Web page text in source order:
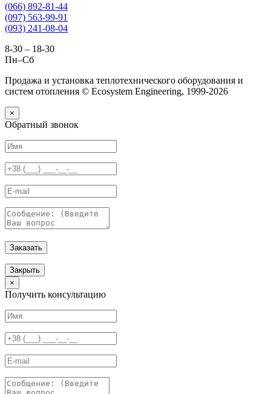
(066) 892-81-44
(097) 563-99-91
(093) 241-08-04
8-30 – 18-30
Пн–Сб
Продажа и установка теплотехнического оборудования и
систем отопления © Ecosystem Engineering, 1999-2026
×
Обратный звонок
Заказать
Закрыть
×
Получить консультацию